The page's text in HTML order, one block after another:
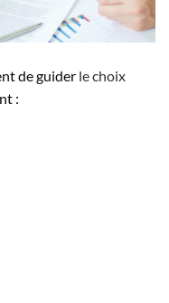
de guider le choix
: